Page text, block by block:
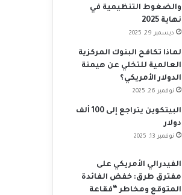
والضغوط التنظيمية في
نهاية 2025
ديسمبر 29, 2025
لماذا تكافح البنوك المركزية
العالمية للتخلي عن هيمنة
الدولار الأمريكي؟
نوفمبر 26, 2025
البيتكوين يتراجع إلى 100 ألف
دولار
نوفمبر 13, 2025
الفيدرالي الأمريكي على
مفترق طرق: خفض الفائدة
المتوقع ومخاطر “فقاعة